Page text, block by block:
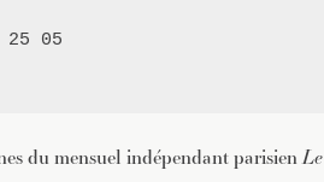
05
du mensuel indépendant parisien